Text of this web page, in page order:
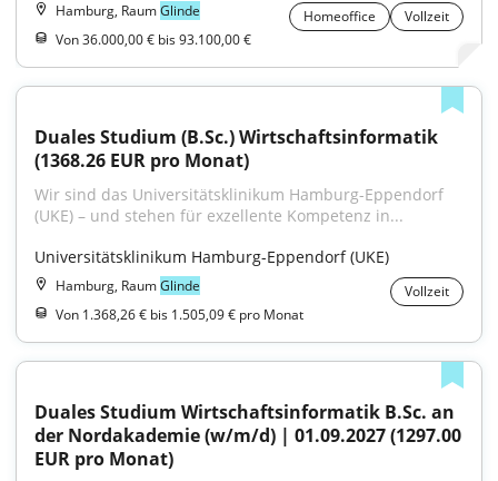
Hamburg, RaumGlinde Homeoffice
Vollzeit
Von 36.000,00 € bis 93.100,00 €
Duales Studium (B.Sc.) Wirtschaftsinformatik
(1368.26 EUR pro Monat)
Wir sind das Universitätsklinikum Hamburg-Eppendorf
(UKE) – und stehen für exzellente Kompetenz in...
Universitätsklinikum Hamburg-Eppendorf (UKE)
Hamburg, RaumGlinde
Vollzeit
Von 1.368,26 € bis 1.505,09 € pro Monat
Duales Studium Wirtschaftsinformatik B.Sc. an
der Nordakademie (w/m/d) | 01.09.2027 (1297.00
EUR pro Monat)